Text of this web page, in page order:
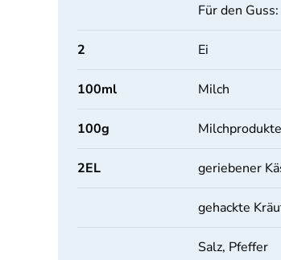
Für den Guss:
2 Ei
100ml Milch
100g
2EL geriebener
gehackte
Salz, Pfeffer